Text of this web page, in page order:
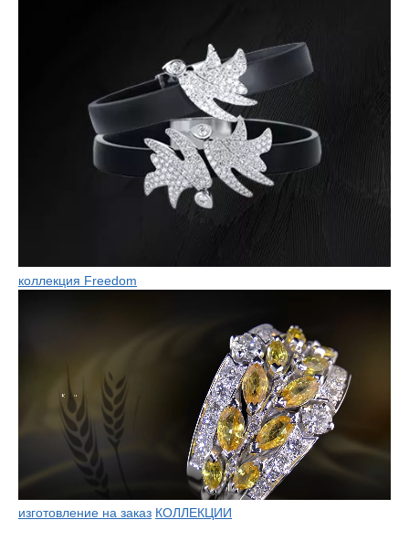
коллекция Freedom
изготовление на заказ КОЛЛЕКЦИИ